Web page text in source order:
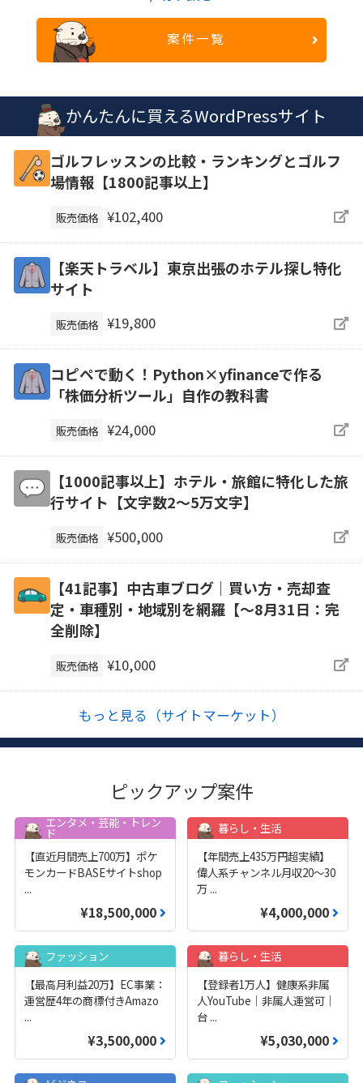
案件一覧
かんたんに買えるWordPressサイト
ゴルフレッスンの比較・ランキングとゴルフ
場情報【1800記事以上】
販売価格 ¥102,400
【楽天トラベル】東京出張のホテル探し特化
サイト
販売価格 ¥19,800
コピペで動く！Python×yfinanceで作る
「株価分析ツール」自作の教科書
販売価格 ¥24,000
【1000記事以上】ホテル・旅館に特化した旅
行サイト【文字数2〜5万文字】
販売価格 ¥500,000
【41記事】中古車ブログ｜買い方・売却査
定・車種別・地域別を網羅【～8月31日：完
全削除】
販売価格 ¥10,000
もっと見る（サイトマーケット）
ピックアップ案件
エンタメ・芸能・トレン
ド
【直近月間売上700万】ポケ
モンカードBASEサイトshop
...
¥18,500,000
暮らし・生活
【年間売上435万円超実績】
偉人系チャンネル月収20～30
万 ...
¥4,000,000
ファッション
【最高月利益20万】EC事業：
運営歴4年の商標付きAmazo
...
¥3,500,000
暮らし・生活
【登録者1万人】健康系非属
人YouTube｜非属人運営可｜
台 ...
¥5,030,000